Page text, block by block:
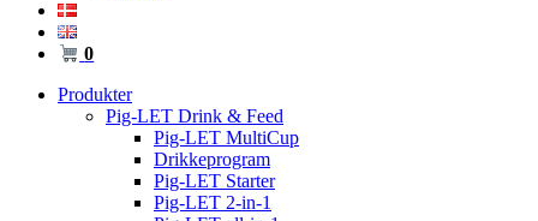
0
Produkter
Pig-LET Drink & Feed
Pig-LET MultiCup
Drikkeprogram
Pig-LET Starter
Pig-LET 2-in-1